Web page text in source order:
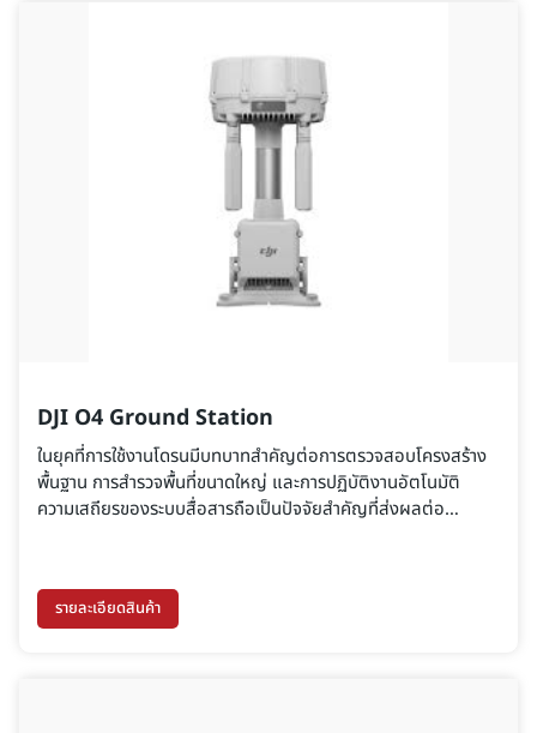
DJI O4 Ground Station
ในยุคที่การใช้งานโดรนมีบทบาทสำคัญต่อการตรวจสอบโครงสร้าง
พื้นฐาน การสำรวจพื้นที่ขนาดใหญ่ และการปฏิบัติงานอัตโนมัติ
ความเสถียรของระบบสื่อสารถือเป็นปัจจัยสำคัญที่ส่งผลต่อ
งานโดรนอุตสาหกรรม ช่วยขยายระยะการสื่อสาร เพิ่มความเสถียร
ของสัญญาณ และรองรับการปฏิบัติงานระยะไกลได้อย่างต่อเนื่อง
รายละเอียดสินค้า